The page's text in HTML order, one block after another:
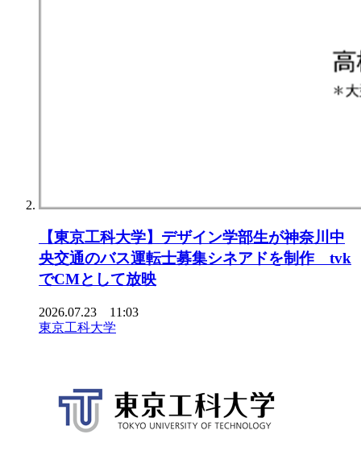
【東京⼯科⼤学】デザイン学部⽣が神奈川中
央交通のバス運転⼠募集シネアドを制作 tvk
でCMとして放映
2026.07.23 11:03
東京工科大学